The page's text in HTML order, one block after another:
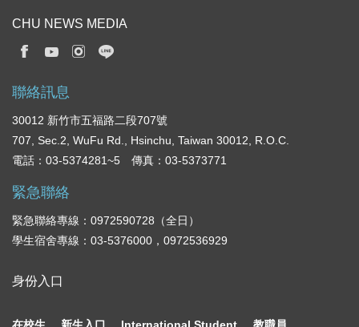
CHU NEWS MEDIA
聯絡訊息
30012 新竹市五福路二段707號
707, Sec.2, WuFu Rd., Hsinchu, Taiwan 30012, R.O.C.
電話：03-5374281~5 傳真：03-5373771
緊急聯絡
緊急聯絡專線：0972590728（全日）
學生宿舍專線：03-5376000，0972536929
身份入口